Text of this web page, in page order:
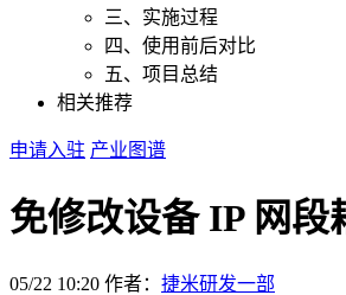
三、实施过程
四、使用前后对比
五、项目总结
相关推荐
申请入驻 产业图谱
免修改设备 IP 网段
05/22 10:20 作者： 捷米研发一部